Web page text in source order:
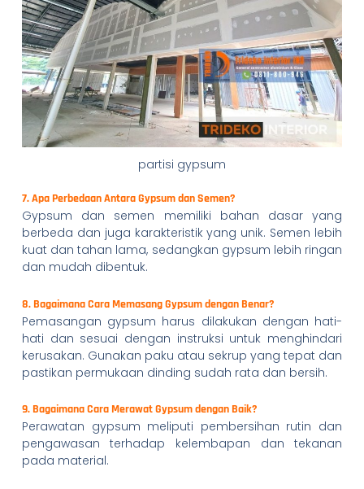
partisi gypsum
7. Apa Perbedaan Antara Gypsum dan Semen?
Gypsum dan semen memiliki bahan dasar yang
berbeda dan juga karakteristik yang unik. Semen lebih
kuat dan tahan lama, sedangkan gypsum lebih ringan
dan mudah dibentuk.
8. Bagaimana Cara Memasang Gypsum dengan Benar?
Pemasangan gypsum harus dilakukan dengan hati-
hati dan sesuai dengan instruksi untuk menghindari
kerusakan. Gunakan paku atau sekrup yang tepat dan
pastikan permukaan dinding sudah rata dan bersih.
9. Bagaimana Cara Merawat Gypsum dengan Baik?
Perawatan gypsum meliputi pembersihan rutin dan
pengawasan terhadap kelembapan dan tekanan
pada material.